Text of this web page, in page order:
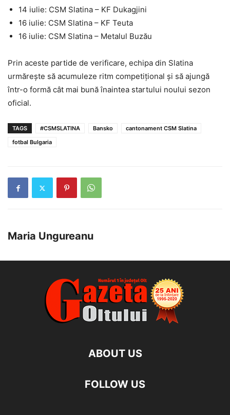
14 iulie: CSM Slatina – KF Dukagjini
16 iulie: CSM Slatina – KF Teuta
16 iulie: CSM Slatina – Metalul Buzău
Prin aceste partide de verificare, echipa din Slatina
urmărește să acumuleze ritm competițional și să ajungă
într-o formă cât mai bună înaintea startului noului sezon
oficial.
TAGS #CSMSLATINA Bansko
cantonament CSM Slatina
fotbal Bulgaria
Maria Ungureanu
ABOUT US
FOLLOW US